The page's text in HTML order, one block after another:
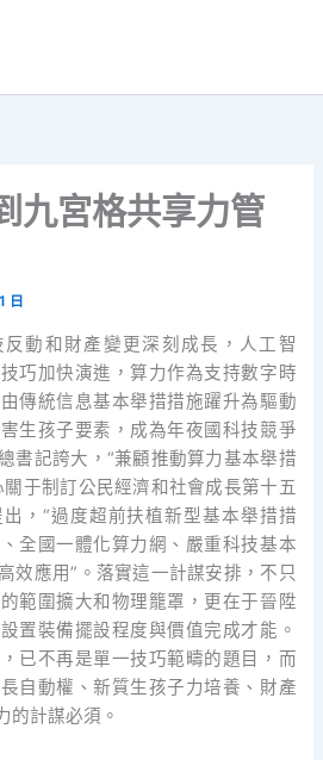
九宮格共享力管
日
動和財產變更深刻成長，人工智
巧加快演進，算力作為支持數字時
傳統信息基本舉措措施躍升為驅動
生孩子要素，成為年夜國科技競爭
書記誇大，“兼顧推動算力基本舉措
于制訂公民經濟和社會成長第十五
，“過度超前扶植新型基本舉措措
全國一體化算力網、嚴重科技基本
效應用”。落實這一計謀安排，不只
範圍擴大和物理籠罩，更在于晉陞
置裝備擺設程度與價值完成才能。
已不再是單一技巧範疇的題目，而
自動權、新質生孩子力培養、財產
的計謀必須。